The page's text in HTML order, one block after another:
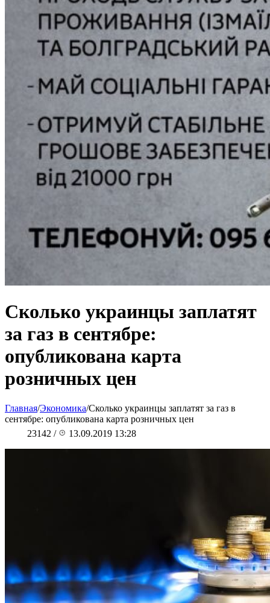
Сколько украинцы заплатят
за газ в сентябре:
опубликована карта
розничных цен
Главная/Экономика/Сколько украинцы заплатят за газ в
сентябре: опубликована карта розничных цен
23142 / 13.09.2019 13:28